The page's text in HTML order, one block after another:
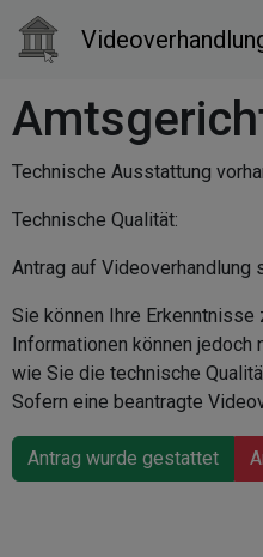
Technische Ausstattung
Technische Qualität:
Antrag auf Videoverhandlung
Sie können Ihre
Informationen können jedoch
wie Sie die technische
Sofern eine beantragte
Antrag wurde gestattet